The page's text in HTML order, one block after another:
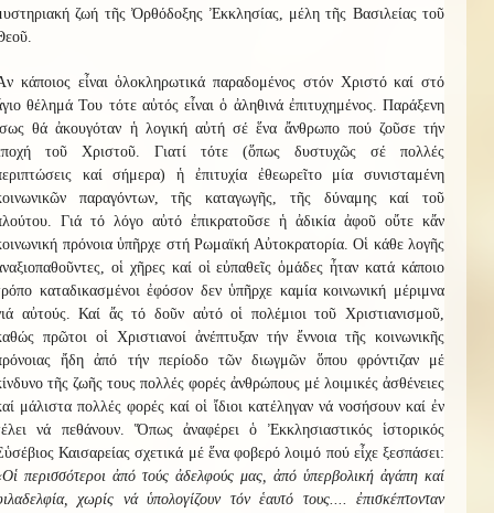
ζωή τῆς Ὀρθόδοξης Ἐκκλησίας, μέλη τῆς Βασιλείας τοῦ
κάποιος εἶναι ὁλοκληρωτικά παραδομένος στόν Χριστό καί στό
θέλημά Του τότε αὐτός εἶναι ὁ ἀληθινά ἐπιτυχημένος. Παράξενη
θά ἀκουγόταν ἡ λογική αὐτή σέ ἕνα ἄνθρωπο πού ζοῦσε τήν
τοῦ Χριστοῦ. Γιατί τότε (ὅπως δυστυχῶς σέ πολλές
καί σήμερα) ἡ ἐπιτυχία ἐθεωρεῖτο μία συνισταμένη
παραγόντων, τῆς καταγωγῆς, τῆς δύναμης καί τοῦ
Γιά τό λόγο αὐτό ἐπικρατοῦσε ἡ ἀδικία ἀφοῦ οὔτε κἄν
πρόνοια ὑπῆρχε στή Ρωμαϊκή Αὐτοκρατορία. Οἱ κάθε λογῆς
οἱ χῆρες καί οἱ εὐπαθεῖς ὁμάδες ἦταν κατά κάποιο
καταδικασμένοι ἐφόσον δεν ὑπῆρχε καμία κοινωνική μέριμνα
αὐτούς. Καί ἄς τό δοῦν αὐτό οἱ πολέμιοι τοῦ Χριστιανισμοῦ,
πρῶτοι οἱ Χριστιανοί ἀνέπτυξαν τήν ἔννοια τῆς κοινωνικῆς
ἤδη ἀπό τήν περίοδο τῶν διωγμῶν ὅπου φρόντιζαν μέ
τῆς ζωῆς τους πολλές φορές ἀνθρώπους μέ λοιμικές ἀσθένειες
μάλιστα πολλές φορές καί οἱ ἴδιοι κατέληγαν νά νοσήσουν καί ἐν
νά πεθάνουν. Ὅπως ἀναφέρει ὁ Ἐκκλησιαστικός ἱστορικός
Καισαρείας σχετικά μέ ἕνα φοβερό λοιμό πού εἶχε ξεσπάσει:
περισσότεροι ἀπό τούς ἀδελφούς μας, ἀπό ὑπερβολική ἀγάπη καί
χωρίς νά ὑπολογίζουν τόν ἑαυτό τους.... ἐπισκέπτονταν